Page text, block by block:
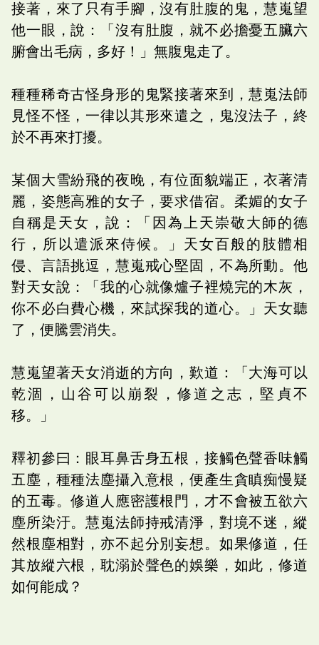
接著，來了只有手腳，沒有肚腹的鬼，慧嵬望
他一眼，說：「沒有肚腹，就不必擔憂五臟六
腑會出毛病，多好！」無腹鬼走了。
種種稀奇古怪身形的鬼緊接著來到，慧嵬法師
見怪不怪，一律以其形來遣之，鬼沒法子，終
於不再來打擾。
某個大雪紛飛的夜晚，有位面貌端正，衣著清
麗，姿態高雅的女子，要求借宿。柔媚的女子
自稱是天女，說：「因為上天崇敬大師的德
行，所以遣派來侍候。」天女百般的肢體相
侵、言語挑逗，慧嵬戒心堅固，不為所動。他
對天女說：「我的心就像爐子裡燒完的木灰，
你不必白費心機，來試探我的道心。」天女聽
了，便騰雲消失。
慧嵬望著天女消逝的方向，歎道：「大海可以
乾涸，山谷可以崩裂，修道之志，堅貞不
移。」
釋初參曰：眼耳鼻舌身五根，接觸色聲香味觸
五塵，種種法塵攝入意根，便產生貪瞋痴慢疑
的五毒。修道人應密護根門，才不會被五欲六
塵所染汙。慧嵬法師持戒清淨，對境不迷，縱
然根塵相對，亦不起分別妄想。如果修道，任
其放縱六根，耽溺於聲色的娛樂，如此，修道
如何能成？